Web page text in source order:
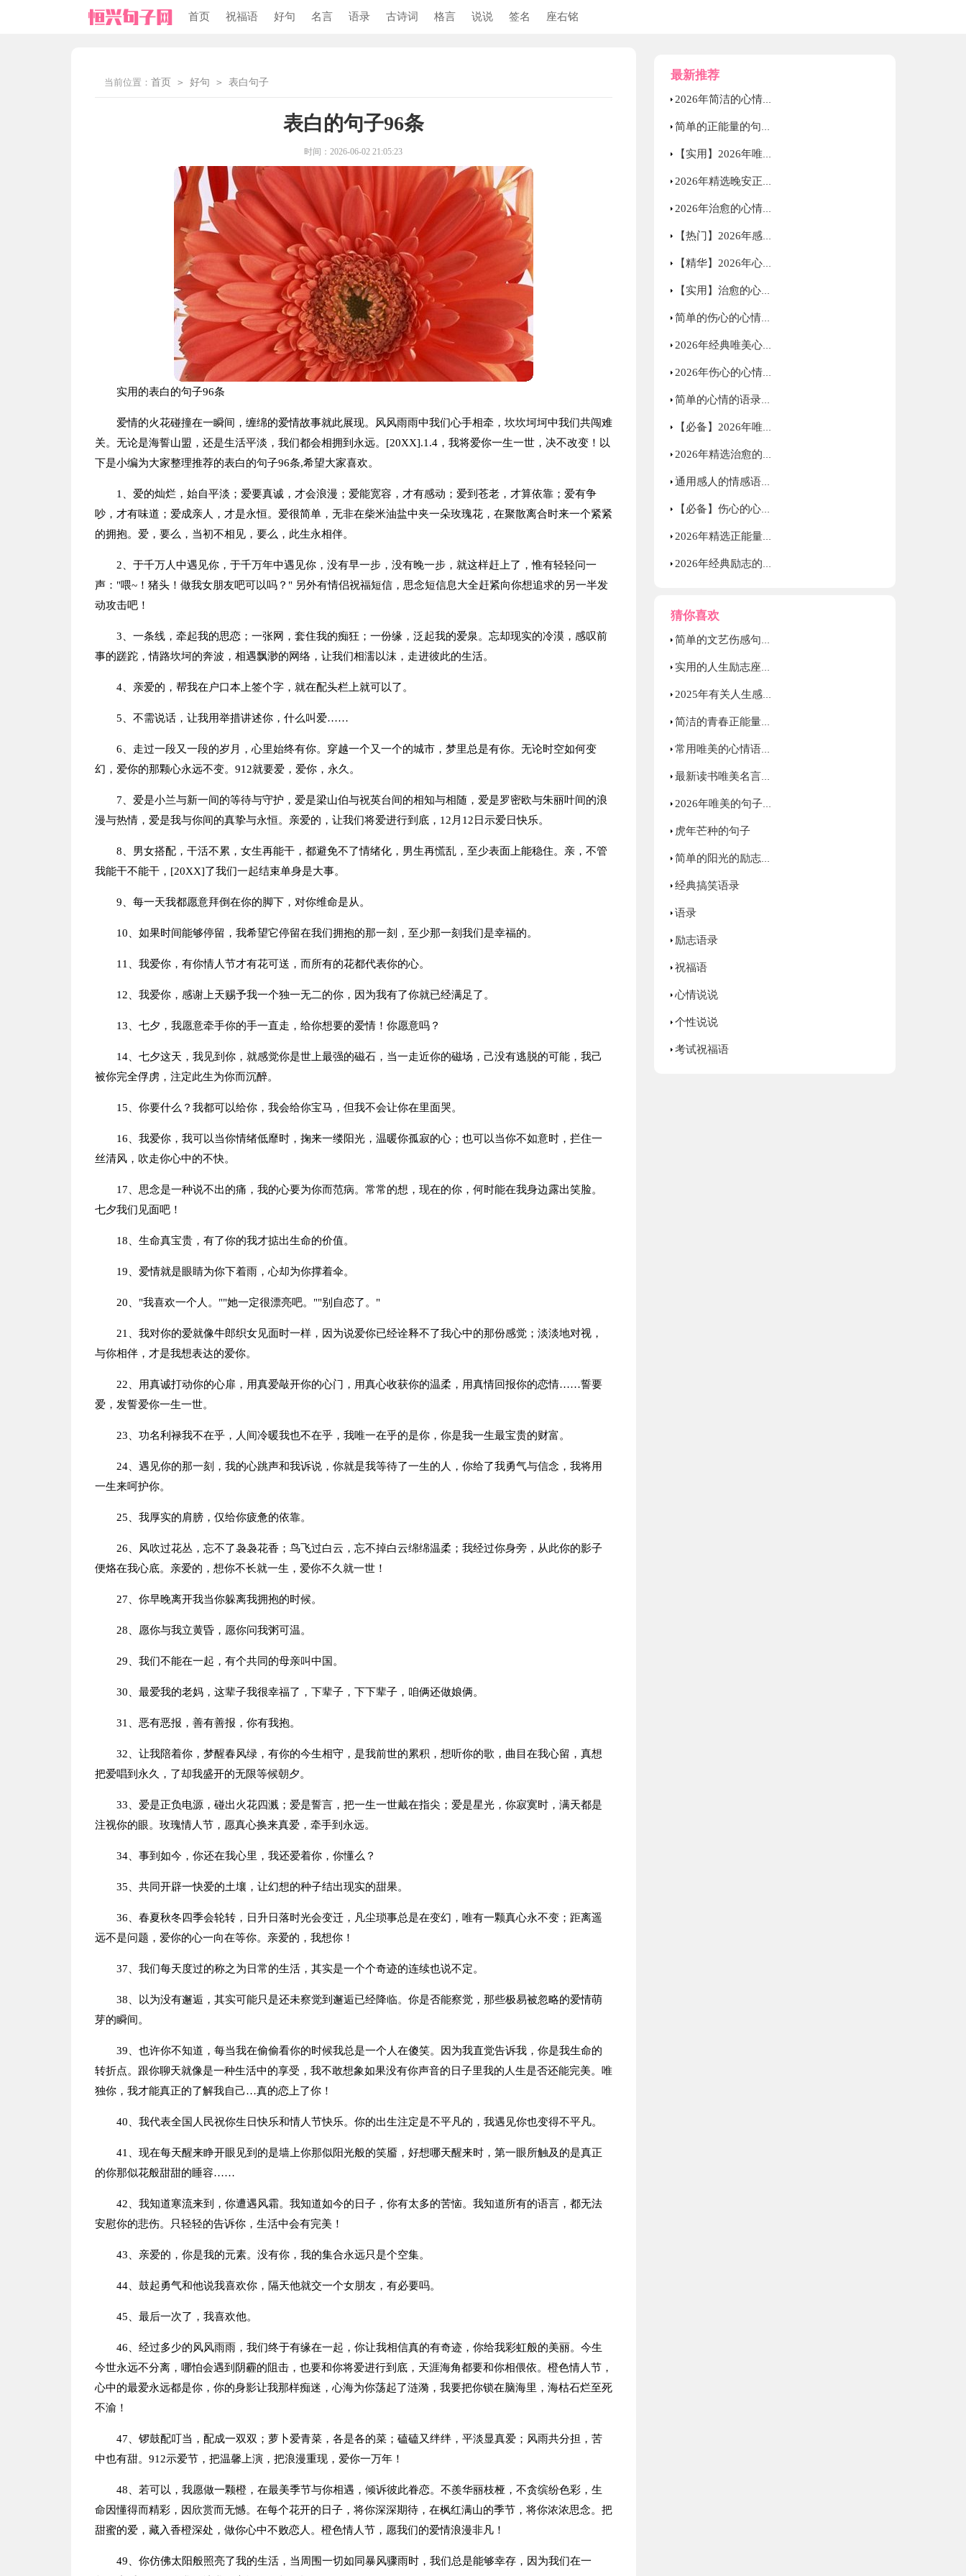
首页 祝福语 好句 名言 语录 古诗词 格言 说说 签名 座右铭
当前位置： 首页 > 好句 > 表白句子
表白的句子96条
时间：2026-06-02 21:05:23
实用的表白的句子96条
爱情的火花碰撞在一瞬间，缠绵的爱情故事就此展现。风风雨雨中我们心手相牵，坎坎坷坷中我们共闯难
关。无论是海誓山盟，还是生活平淡，我们都会相拥到永远。[20XX].1.4，我将爱你一生一世，决不改变！以
下是小编为大家整理推荐的表白的句子96条,希望大家喜欢。
1、爱的灿烂，始自平淡；爱要真诚，才会浪漫；爱能宽容，才有感动；爱到苍老，才算依靠；爱有争
吵，才有味道；爱成亲人，才是永恒。爱很简单，无非在柴米油盐中夹一朵玫瑰花，在聚散离合时来一个紧紧
的拥抱。爱，要么，当初不相见，要么，此生永相伴。
2、于千万人中遇见你，于千万年中遇见你，没有早一步，没有晚一步，就这样赶上了，惟有轻轻问一
声："喂~！猪头！做我女朋友吧可以吗？" 另外有情侣祝福短信，思念短信息大全赶紧向你想追求的另一半发
动攻击吧！
3、一条线，牵起我的思恋；一张网，套住我的痴狂；一份缘，泛起我的爱泉。忘却现实的冷漠，感叹前
事的蹉跎，情路坎坷的奔波，相遇飘渺的网络，让我们相濡以沫，走进彼此的生活。
4、亲爱的，帮我在户口本上签个字，就在配头栏上就可以了。
5、不需说话，让我用举措讲述你，什么叫爱……
6、走过一段又一段的岁月，心里始终有你。穿越一个又一个的城市，梦里总是有你。无论时空如何变
幻，爱你的那颗心永远不变。912就要爱，爱你，永久。
7、爱是小兰与新一间的等待与守护，爱是梁山伯与祝英台间的相知与相随，爱是罗密欧与朱丽叶间的浪
漫与热情，爱是我与你间的真挚与永恒。亲爱的，让我们将爱进行到底，12月12日示爱日快乐。
8、男女搭配，干活不累，女生再能干，都避免不了情绪化，男生再慌乱，至少表面上能稳住。亲，不管
我能干不能干，[20XX]了我们一起结束单身是大事。
9、每一天我都愿意拜倒在你的脚下，对你维命是从。
10、如果时间能够停留，我希望它停留在我们拥抱的那一刻，至少那一刻我们是幸福的。
11、我爱你，有你情人节才有花可送，而所有的花都代表你的心。
12、我爱你，感谢上天赐予我一个独一无二的你，因为我有了你就已经满足了。
13、七夕，我愿意牵手你的手一直走，给你想要的爱情！你愿意吗？
14、七夕这天，我见到你，就感觉你是世上最强的磁石，当一走近你的磁场，己没有逃脱的可能，我己
被你完全俘虏，注定此生为你而沉醉。
15、你要什么？我都可以给你，我会给你宝马，但我不会让你在里面哭。
16、我爱你，我可以当你情绪低靡时，掬来一缕阳光，温暖你孤寂的心；也可以当你不如意时，拦住一
丝清风，吹走你心中的不快。
17、思念是一种说不出的痛，我的心要为你而范病。常常的想，现在的你，何时能在我身边露出笑脸。
七夕我们见面吧！
18、生命真宝贵，有了你的我才掂出生命的价值。
19、爱情就是眼睛为你下着雨，心却为你撑着伞。
20、"我喜欢一个人。""她一定很漂亮吧。""别自恋了。"
21、我对你的爱就像牛郎织女见面时一样，因为说爱你已经诠释不了我心中的那份感觉；淡淡地对视，
与你相伴，才是我想表达的爱你。
22、用真诚打动你的心扉，用真爱敲开你的心门，用真心收获你的温柔，用真情回报你的恋情……誓要
爱，发誓爱你一生一世。
23、功名利禄我不在乎，人间冷暖我也不在乎，我唯一在乎的是你，你是我一生最宝贵的财富。
24、遇见你的那一刻，我的心跳声和我诉说，你就是我等待了一生的人，你给了我勇气与信念，我将用
一生来呵护你。
25、我厚实的肩膀，仅给你疲惫的依靠。
26、风吹过花丛，忘不了袅袅花香；鸟飞过白云，忘不掉白云绵绵温柔；我经过你身旁，从此你的影子
便烙在我心底。亲爱的，想你不长就一生，爱你不久就一世！
27、你早晚离开我当你躲离我拥抱的时候。
28、愿你与我立黄昏，愿你问我粥可温。
29、我们不能在一起，有个共同的母亲叫中国。
30、最爱我的老妈，这辈子我很幸福了，下辈子，下下辈子，咱俩还做娘俩。
31、恶有恶报，善有善报，你有我抱。
32、让我陪着你，梦醒春风绿，有你的今生相守，是我前世的累积，想听你的歌，曲目在我心留，真想
把爱唱到永久，了却我盛开的无限等候朝夕。
33、爱是正负电源，碰出火花四溅；爱是誓言，把一生一世戴在指尖；爱是星光，你寂寞时，满天都是
注视你的眼。玫瑰情人节，愿真心换来真爱，牵手到永远。
34、事到如今，你还在我心里，我还爱着你，你懂么？
35、共同开辟一快爱的土壤，让幻想的种子结出现实的甜果。
36、春夏秋冬四季会轮转，日升日落时光会变迁，凡尘琐事总是在变幻，唯有一颗真心永不变；距离遥
远不是问题，爱你的心一向在等你。亲爱的，我想你！
37、我们每天度过的称之为日常的生活，其实是一个个奇迹的连续也说不定。
38、以为没有邂逅，其实可能只是还未察觉到邂逅已经降临。你是否能察觉，那些极易被忽略的爱情萌
芽的瞬间。
39、也许你不知道，每当我在偷偷看你的时候我总是一个人在傻笑。因为我直觉告诉我，你是我生命的
转折点。跟你聊天就像是一种生活中的享受，我不敢想象如果没有你声音的日子里我的人生是否还能完美。唯
独你，我才能真正的了解我自己…真的恋上了你！
40、我代表全国人民祝你生日快乐和情人节快乐。你的出生注定是不平凡的，我遇见你也变得不平凡。
41、现在每天醒来睁开眼见到的是墙上你那似阳光般的笑靥，好想哪天醒来时，第一眼所触及的是真正
的你那似花般甜甜的睡容……
42、我知道寒流来到，你遭遇风霜。我知道如今的日子，你有太多的苦恼。我知道所有的语言，都无法
安慰你的悲伤。只轻轻的告诉你，生活中会有完美！
43、亲爱的，你是我的元素。没有你，我的集合永远只是个空集。
44、鼓起勇气和他说我喜欢你，隔天他就交一个女朋友，有必要吗。
45、最后一次了，我喜欢他。
46、经过多少的风风雨雨，我们终于有缘在一起，你让我相信真的有奇迹，你给我彩虹般的美丽。今生
今世永远不分离，哪怕会遇到阴霾的阻击，也要和你将爱进行到底，天涯海角都要和你相偎依。橙色情人节，
心中的最爱永远都是你，你的身影让我那样痴迷，心海为你荡起了涟漪，我要把你锁在脑海里，海枯石烂至死
不渝！
47、锣鼓配叮当，配成一双双；萝卜爱青菜，各是各的菜；磕磕又绊绊，平淡显真爱；风雨共分担，苦
中也有甜。912示爱节，把温馨上演，把浪漫重现，爱你一万年！
48、若可以，我愿做一颗橙，在最美季节与你相遇，倾诉彼此眷恋。不羨华丽枝桠，不贪缤纷色彩，生
命因懂得而精彩，因欣赏而无憾。在每个花开的日子，将你深深期待，在枫红满山的季节，将你浓浓思念。把
甜蜜的爱，藏入香橙深处，做你心中不败恋人。橙色情人节，愿我们的爱情浪漫非凡！
49、你仿佛太阳般照亮了我的生活，当周围一切如同暴风骤雨时，我们总是能够幸存，因为我们在一
最新推荐
2026年简洁的心情不好语录锦集54句
简单的正能量的句子集合69条
【实用】2026年唯美的心情语录汇编85句
2026年精选晚安正能量句子49句
2026年治愈的心情语录锦集78条
【热门】2026年感人的情感语录集合36句
【精华】2026年心情语录集锦57句
【实用】治愈的心情语录集合69句
简单的伤心的心情语录锦集85句
2026年经典唯美心情的语录汇编79句
2026年伤心的心情语录38句
简单的心情的语录集锦35句
【必备】2026年唯美的心情语录68句
2026年精选治愈的心情语录大集合60句
通用感人的情感语录集锦96句
【必备】伤心的心情语录汇编66条
2026年精选正能量励志语录大集合69条
2026年经典励志的语录大合集88句
猜你喜欢
简单的文艺伤感句子65句
实用的人生励志座右铭49句
2025年有关人生感悟格言35条
简洁的青春正能量语录集合65句
常用唯美的心情语录合集89句
最新读书唯美名言语录30句
2026年唯美的句子汇编60条
虎年芒种的句子
简单的阳光的励志语录集锦68条
经典搞笑语录
语录
励志语录
祝福语
心情说说
个性说说
考试祝福语